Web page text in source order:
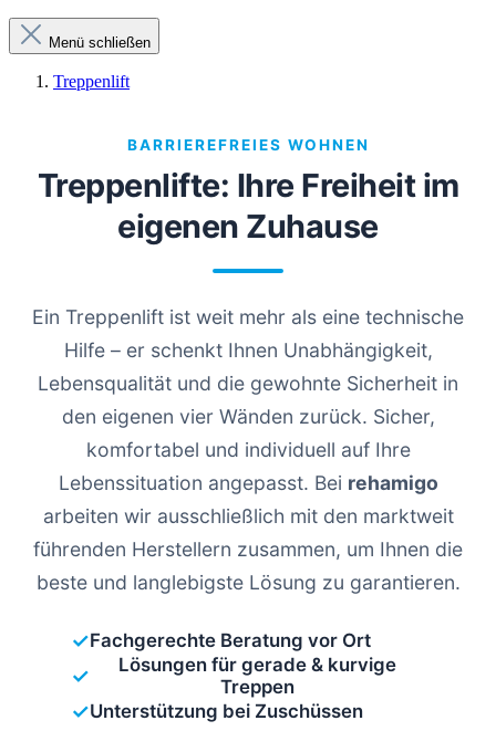
Menü schließen
Treppenlift
BARRIEREFREIES WOHNEN
Treppenlifte: Ihre Freiheit im
eigenen Zuhause
Ein Treppenlift ist weit mehr als eine technische
Hilfe – er schenkt Ihnen Unabhängigkeit,
Lebensqualität und die gewohnte Sicherheit in
den eigenen vier Wänden zurück. Sicher,
komfortabel und individuell auf Ihre
Lebenssituation angepasst. Bei rehamigo
arbeiten wir ausschließlich mit den marktweit
führenden Herstellern zusammen, um Ihnen die
beste und langlebigste Lösung zu garantieren.
✓Fachgerechte Beratung vor Ort
✓
Lösungen für gerade & kurvige
Treppen
✓Unterstützung bei Zuschüssen